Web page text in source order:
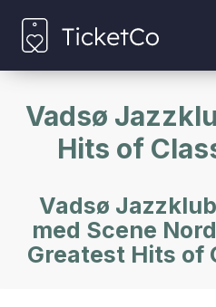
Vadsø
Hits of
Vadsø
med Scene
Greatest Hits of